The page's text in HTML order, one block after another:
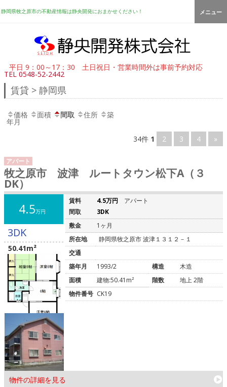
静岡県牧之原市の不動産情報は静央開発におまかせください！
平日 9：00～17：30 土日祝日・営業時間外は事前予約対応
TEL 0548-52-2442
メニュー
賃貸 > 静岡県
価格 面積 間取 住所 築
年月
34件 1 2 3 4 »
アパート
牧之原市 波津 ルートタウン松下A（３
DK）
4.5万円
3DK
50.41m²
物件の詳細を見る
賃料 4.5万円
アパート
間取
3DK
敷金
1ヶ月
所在地
静岡県牧之原市 波津１３１２－１
交通
築年月
1993/2 構造
木造
面積
建物:50.41m² 階数
地上 2階
物件番号 CK19